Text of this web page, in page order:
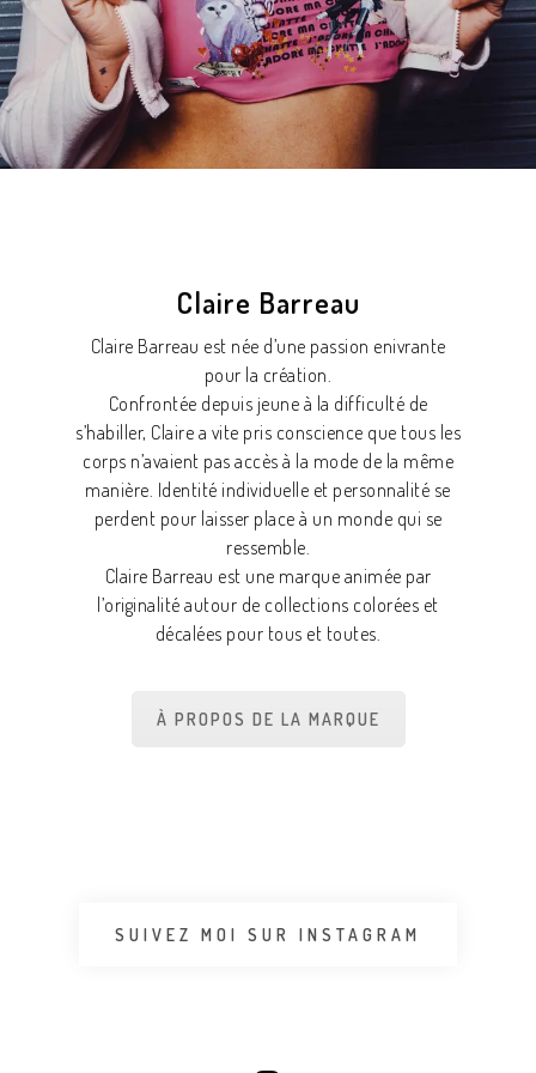
Claire Barreau
Claire Barreau est née d’une passion enivrante
pour la création.
Confrontée depuis jeune à la difficulté de
s’habiller, Claire a vite pris conscience que tous les
corps n’avaient pas accès à la mode de la même
manière. Identité individuelle et personnalité se
perdent pour laisser place à un monde qui se
ressemble.
Claire Barreau est une marque animée par
l’originalité autour de collections colorées et
décalées pour tous et toutes.
À PROPOS DE LA MARQUE
SUIVEZ MOI SUR INSTAGRAM